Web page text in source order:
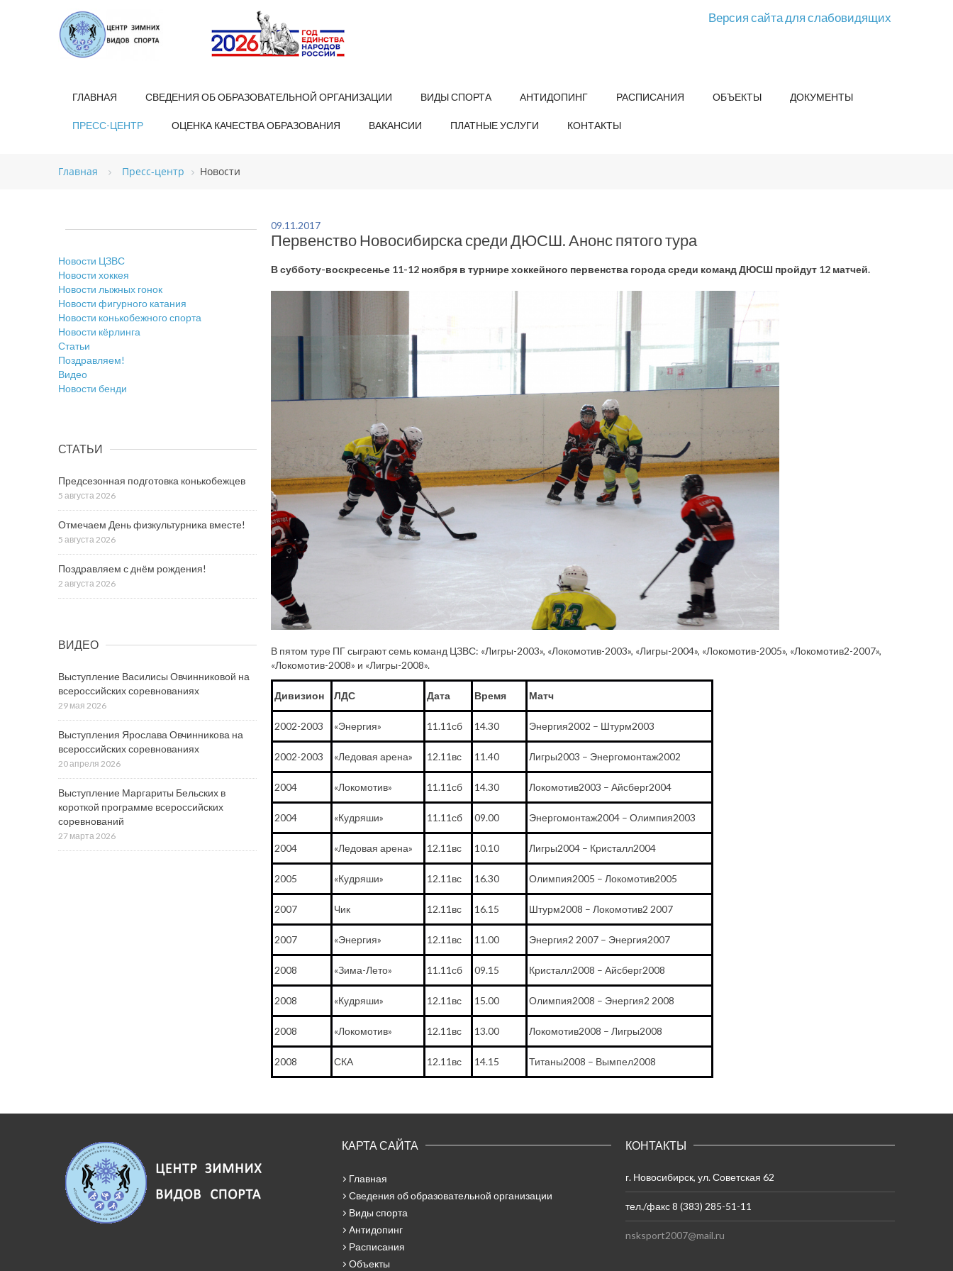
Версия сайта для слабовидящих
ГЛАВНАЯ СВЕДЕНИЯ ОБ ОБРАЗОВАТЕЛЬНОЙ ОРГАНИЗАЦИИ ВИДЫ СПОРТА АНТИДОПИНГ РАСПИСАНИЯ ОБЪЕКТЫ ДОКУМЕНТЫ
ПРЕСС-ЦЕНТР ОЦЕНКА КАЧЕСТВА ОБРАЗОВАНИЯ ВАКАНСИИ ПЛАТНЫЕ УСЛУГИ КОНТАКТЫ
Главная Пресс-центр Новости
09.11.2017
Первенство Новосибирска среди ДЮСШ. Анонс пятого тура
В субботу-воскресенье 11-12 ноября в турнире хоккейного первенства города среди команд ДЮСШ пройдут 12 матчей.
В пятом туре ПГ сыграют семь команд ЦЗВС: «Лигры-2003», «Локомотив-2003», «Лигры-2004», «Локомотив-2005», «Локомотив2-2007»,
«Локомотив-2008» и «Лигры-2008».
Дивизион ЛДС Дата Время Матч
2002-2003 «Энергия» 11.11сб 14.30 Энергия2002 – Штурм2003
2002-2003 «Ледовая арена» 12.11вс 11.40 Лигры2003 – Энергомонтаж2002
2004 «Локомотив» 11.11сб 14.30 Локомотив2003 – Айсберг2004
2004 «Кудряши» 11.11сб 09.00 Энергомонтаж2004 – Олимпия2003
2004 «Ледовая арена» 12.11вс 10.10 Лигры2004 – Кристалл2004
2005 «Кудряши» 12.11вс 16.30 Олимпия2005 – Локомотив2005
2007 Чик 12.11вс 16.15 Штурм2008 – Локомотив2 2007
2007 «Энергия» 12.11вс 11.00 Энергия2 2007 – Энергия2007
2008 «Зима-Лето» 11.11сб 09.15 Кристалл2008 – Айсберг2008
2008 «Кудряши» 12.11вс 15.00 Олимпия2008 – Энергия2 2008
2008 «Локомотив» 12.11вс 13.00 Локомотив2008 – Лигры2008
2008 СКА 12.11вс 14.15 Титаны2008 – Вымпел2008
Новости ЦЗВС
Новости хоккея
Новости лыжных гонок
Новости фигурного катания
Новости конькобежного спорта
Новости кёрлинга
Статьи
Поздравляем!
Видео
Новости бенди
СТАТЬИ
Предсезонная подготовка конькобежцев
5 августа 2026
Отмечаем День физкультурника вместе!
5 августа 2026
Поздравляем с днём рождения!
2 августа 2026
ВИДЕО
Выступление Василисы Овчинниковой на
всероссийских соревнованиях
29 мая 2026
Выступления Ярослава Овчинникова на
всероссийских соревнованиях
20 апреля 2026
Выступление Маргариты Бельских в
короткой программе всероссийских
соревнований
27 марта 2026
КАРТА САЙТА
Главная
Сведения об образовательной организации
Виды спорта
Антидопинг
Расписания
Объекты
КОНТАКТЫ
г. Новосибирск, ул. Советская 62
тел./факс 8 (383) 285-51-11
nsksport2007@mail.ru